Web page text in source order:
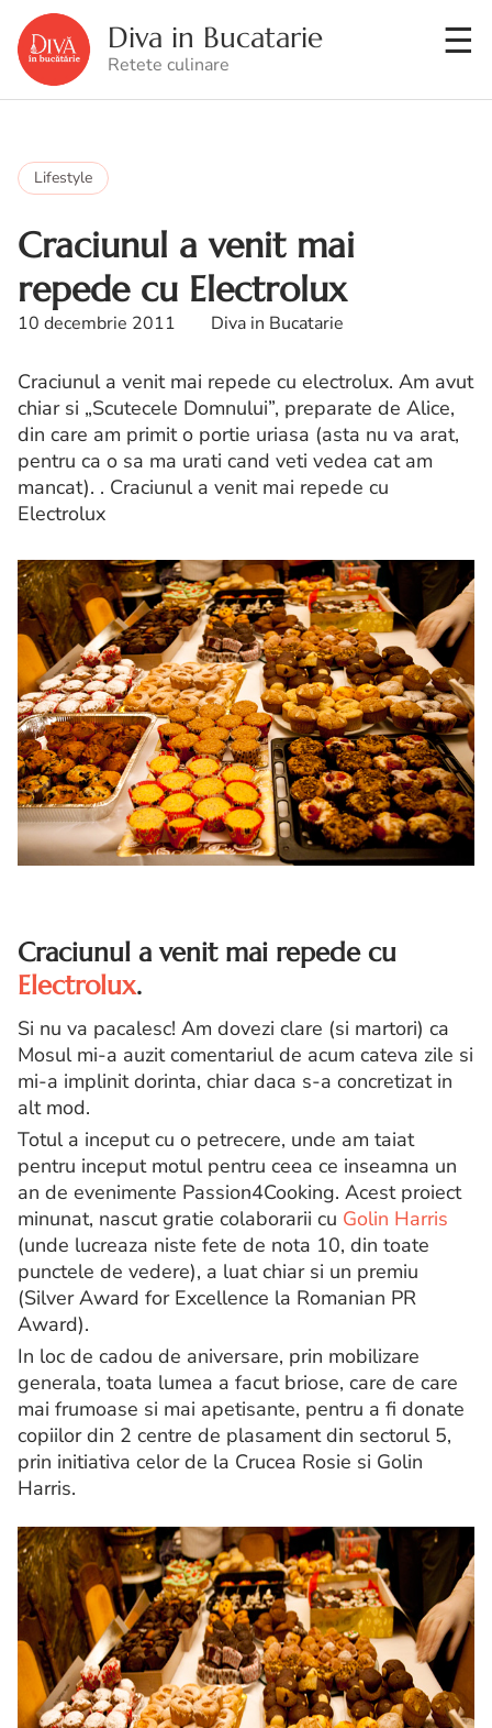
Diva in Bucatarie
Retete culinare
Lifestyle
Craciunul a venit mai
repede cu Electrolux
10 decembrie 2011 Diva in Bucatarie
Craciunul a venit mai repede cu electrolux. Am avut
chiar si „Scutecele Domnului”, preparate de Alice,
din care am primit o portie uriasa (asta nu va arat,
pentru ca o sa ma urati cand veti vedea cat am
mancat). . Craciunul a venit mai repede cu
Electrolux
Craciunul a venit mai repede cu
Electrolux.
Si nu va pacalesc! Am dovezi clare (si martori) ca
Mosul mi-a auzit comentariul de acum cateva zile si
mi-a implinit dorinta, chiar daca s-a concretizat in
alt mod.
Totul a inceput cu o petrecere, unde am taiat
pentru inceput motul pentru ceea ce inseamna un
an de evenimente Passion4Cooking. Acest proiect
minunat, nascut gratie colaborarii cu Golin Harris
(unde lucreaza niste fete de nota 10, din toate
punctele de vedere), a luat chiar si un premiu
(Silver Award for Excellence la Romanian PR
Award).
In loc de cadou de aniversare, prin mobilizare
generala, toata lumea a facut briose, care de care
mai frumoase si mai apetisante, pentru a fi donate
copiilor din 2 centre de plasament din sectorul 5,
prin initiativa celor de la Crucea Rosie si Golin
Harris.